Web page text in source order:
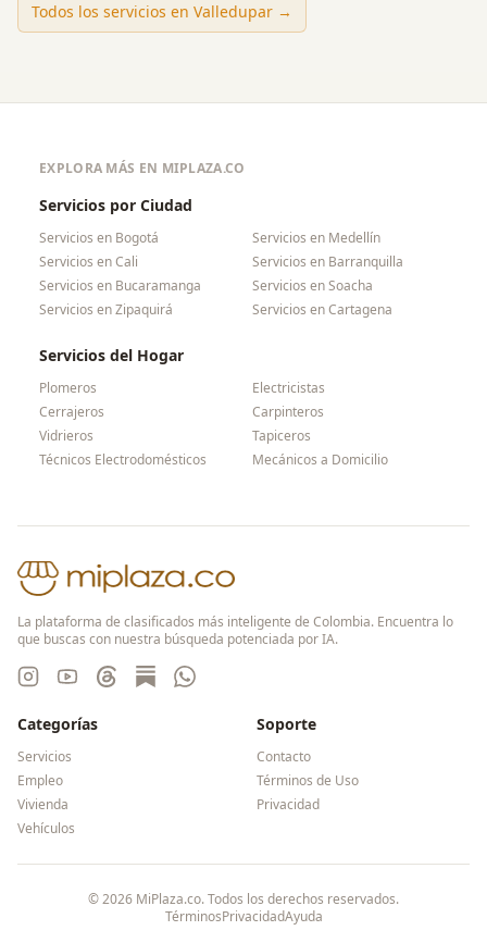
Todos los servicios en Valledupar →
EXPLORA MÁS EN MIPLAZA.CO
Servicios por Ciudad
Servicios en Bogotá Servicios en Medellín
Servicios enCali Servicios en Barranquilla
Servicios en Bucaramanga Servicios enSoacha
Servicios enZipaquirá Servicios enCartagena
Servicios del Hogar
Plomeros
Electricistas
Cerrajeros
Carpinteros
Vidrieros
Tapiceros
Técnicos Electrodomésticos
Mecánicos a Domicilio
La plataforma de clasificados más inteligente de Colombia. Encuentra lo
que buscas con nuestra búsqueda potenciada por IA.
Categorías
Servicios
Empleo
Vivienda
Vehículos
Soporte
Contacto
Términos de Uso
Privacidad
©2026 MiPlaza.co. Todos los derechos reservados.
TérminosPrivacidadAyuda